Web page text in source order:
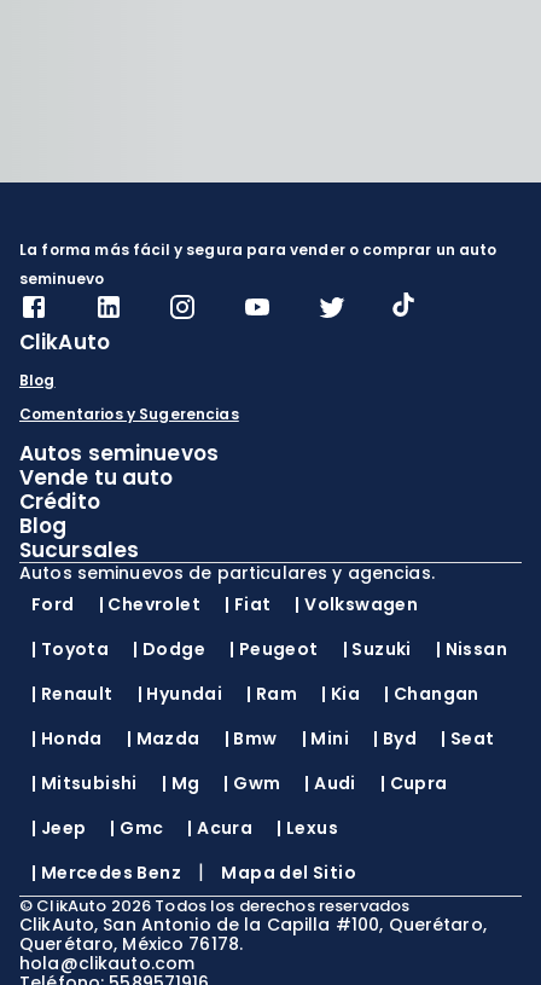
La forma más fácil y segura para vender o comprar un auto
seminuevo
ClikAuto
Blog
Comentarios y Sugerencias
Autos seminuevos
Vende tu auto
Crédito
Blog
Sucursales
Autos seminuevos de particulares y agencias.
Ford
| Chevrolet | Fiat |Volkswagen
| Toyota | Dodge | Peugeot | Suzuki | Nissan
| Renault | Hyundai | Ram | Kia | Changan
| Honda | Mazda | Bmw | Mini | Byd | Seat
| Mitsubishi | Mg | Gwm |Audi | Cupra
| Jeep | Gmc |Acura | Lexus
| Mercedes Benz | Mapa del Sitio
© ClikAuto 2026 Todos los derechos reservados
ClikAuto, San Antonio de la Capilla #100, Querétaro,
Querétaro, México 76178.
hola@clikauto.com